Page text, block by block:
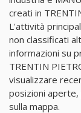
creati in
L'attività
non classificati
informazioni su
TRENTIN
visualizzare
posizioni aperte,
sulla mappa.